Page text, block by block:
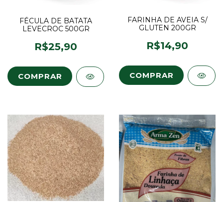
FÉCULA DE BATATA
LEVECROC 500GR
R$25,90
FARINHA DE AVEIA S/
GLUTEN 200GR
R$14,90